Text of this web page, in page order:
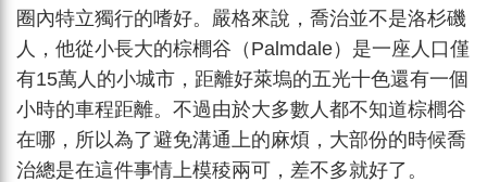
圈內特立獨行的嗜好。嚴格來說，喬治並不是洛杉磯
人，他從小長大的棕櫚谷（Palmdale）是一座人口僅
有15萬人的小城市，距離好萊塢的五光十色還有一個
小時的車程距離。不過由於大多數人都不知道棕櫚谷
在哪，所以為了避免溝通上的麻煩，大部份的時候喬
治總是在這件事情上模稜兩可，差不多就好了。